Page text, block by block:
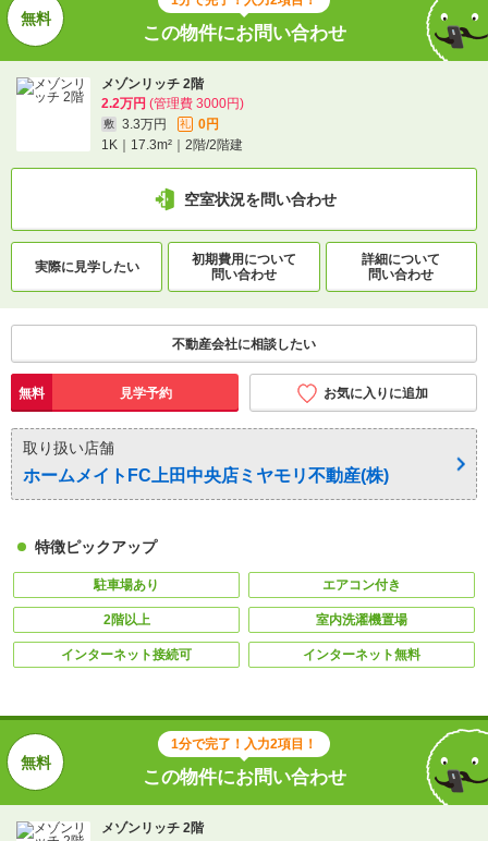
この物件にお問い合わせ
メゾンリッチ 2階
2.2万円 (管理費 3000円)
敷 3.3万円 礼
0円
1K｜17.3m²｜2階/2階建
空室状況を問い合わせ
実際に見学したい
初期費用について
問い合わせ
詳細について
問い合わせ
不動産会社に相談したい
無料 見学予約 お気に入りに追加
取り扱い店舗
ホームメイトFC上田中央店ミヤモリ不動産(株)
特徴ピックアップ
駐車場あり エアコン付き
2階以上 室内洗濯機置場
インターネット接続可 インターネット無料
1分で完了！入力2項目！
この物件にお問い合わせ
メゾンリッチ 2階